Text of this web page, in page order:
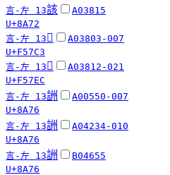
言-左 13該
A03815
U+8A72
言-左 13 󵟃
A03803-007
U+F57C3
言-左 13 󵟬
A03812-021
U+F57EC
言-左 13詶
A00550-007
U+8A76
言-左 13詶
A04234-010
U+8A76
言-左 13詶
B04655
U+8A76